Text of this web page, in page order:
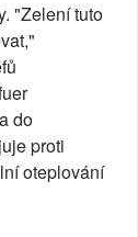
"Zelení tuto
do
proti
oteplování